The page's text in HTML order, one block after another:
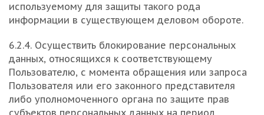
используемому для защиты такого рода
информации в существующем деловом обороте.
6.2.4. Осуществить блокирование персональных
данных, относящихся к соответствующему
Пользователю, с момента обращения или запроса
Пользователя или его законного представителя
либо уполномоченного органа по защите прав
субъектов персональных данных на период